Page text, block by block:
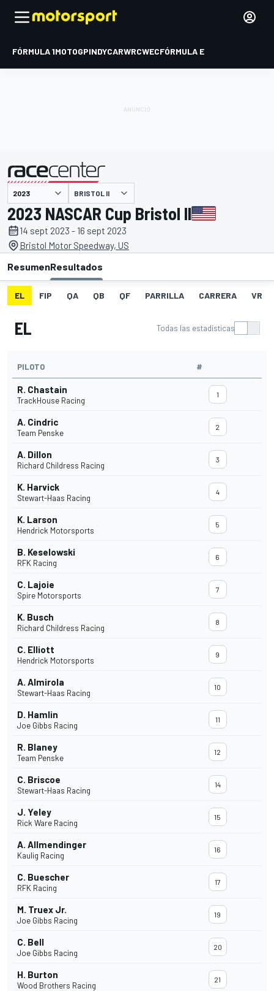
FÓRMULA 1MOTOGPINDYCARWRCWECFÓRMULA E
presentado por BRISTOL II
2023 NASCAR Cup Bristol II
14 sept 2023 - 16 sept 2023
Bristol Motor Speedway, US
ResumenResultados
EL FIP QA QB QF PARRILLA CARRERA VR
EL Todas las estadísticas
PILOTO #
R. Chastain
TrackHouse Racing
1
A. Cindric
Team Penske
2
A. Dillon
Richard Childress Racing
3
K. Harvick
Stewart-Haas Racing
4
K. Larson
Hendrick Motorsports
5
B. Keselowski
RFK Racing
6
C. Lajoie
Spire Motorsports
7
K. Busch
Richard Childress Racing
8
C. Elliott
Hendrick Motorsports
9
A. Almirola
Stewart-Haas Racing
10
D. Hamlin
Joe Gibbs Racing
11
R. Blaney
Team Penske
12
C. Briscoe
Stewart-Haas Racing
14
J. Yeley
Rick Ware Racing
15
A. Allmendinger
Kaulig Racing
16
C. Buescher
RFK Racing
17
M. Truex Jr.
Joe Gibbs Racing
19
C. Bell
Joe Gibbs Racing
20
H. Burton
Wood Brothers Racing
21